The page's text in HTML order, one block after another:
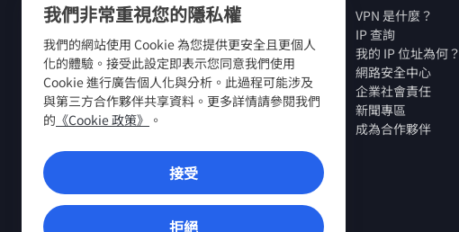
我們非常重視您的隱私權
我們的網站使用 Cookie 為您提供更安全且更個人
化的體驗。接受此設定即表示您同意我們使用
Cookie 進行廣告個人化與分析。此過程可能涉及
與第三方合作夥伴共享資料。更多詳情請參閱我們
的 《Cookie 政策》 。
接受
拒絕
關於我們
工作機會
免費試用 VPN
VPN 路由器
評價
學生和員工折扣
在哪裏購買？
推薦好友
VPN 是什麼？
IP 查詢
我的 IP 位址為何？
網路安全中心
企業社會責任
新聞專區
成為合作夥伴
VPN 應用程式